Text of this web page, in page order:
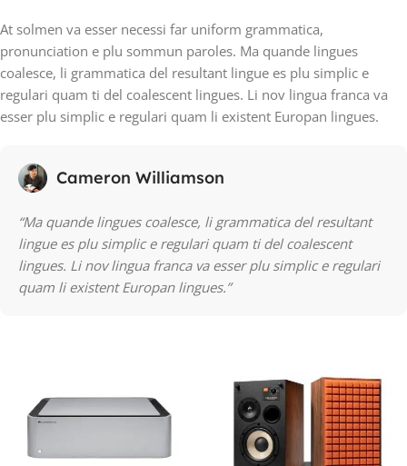
At solmen va esser necessi far uniform grammatica,
pronunciation e plu sommun paroles. Ma quande lingues
coalesce, li grammatica del resultant lingue es plu simplic e
regulari quam ti del coalescent lingues. Li nov lingua franca va
esser plu simplic e regulari quam li existent Europan lingues.
Cameron Williamson
“Ma quande lingues coalesce, li grammatica del resultant
lingue es plu simplic e regulari quam ti del coalescent
lingues. Li nov lingua franca va esser plu simplic e regulari
quam li existent Europan lingues.”